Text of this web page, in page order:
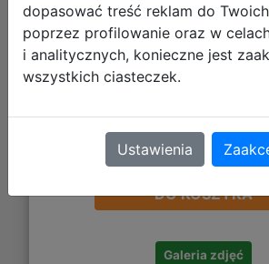
669,48 zł
DO KOSZYKA
Galeria zdjęć
dopasować treść reklam do
poprzez profilowanie oraz w
i analitycznych, konieczne jest
wszystkich ciasteczek.
Ustawienia